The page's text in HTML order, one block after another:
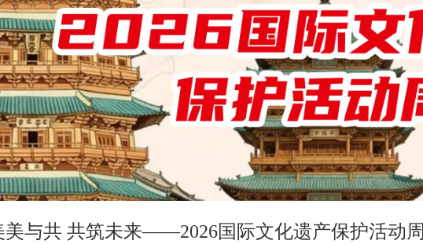
美与共 共筑未来——2026国际文化遗产保护活动周